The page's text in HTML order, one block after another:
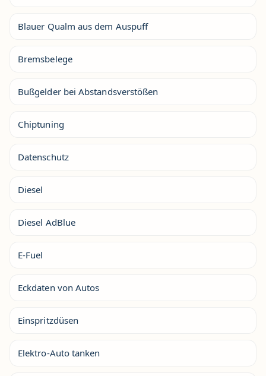
Blauer Qualm aus dem Auspuff
Bremsbelege
Bußgelder bei Abstandsverstößen
Chiptuning
Datenschutz
Diesel
Diesel AdBlue
E-Fuel
Eckdaten von Autos
Einspritzdüsen
Elektro-Auto tanken